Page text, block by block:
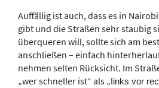
Auffällig ist auch, dass es in
gibt und die Straßen sehr staubig
überqueren will, sollte sich am
anschließen – einfach
nehmen selten Rücksicht. Im
„wer schneller ist“ als „links vor